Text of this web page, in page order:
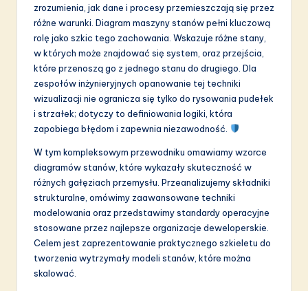
L
in
A
&
S
zrozumienia, jak dane i procesy przemieszczają się przez
różne warunki. Diagram maszyny stanów pełni kluczową
rolę jako szkic tego zachowania. Wskazuje różne stany,
w których może znajdować się system, oraz przejścia,
które przenoszą go z jednego stanu do drugiego. Dla
zespołów inżynieryjnych opanowanie tej techniki
wizualizacji nie ogranicza się tylko do rysowania pudełek
i strzałek; dotyczy to definiowania logiki, która
zapobiega błędom i zapewnia niezawodność.
W tym kompleksowym przewodniku omawiamy wzorce
diagramów stanów, które wykazały skuteczność w
różnych gałęziach przemysłu. Przeanalizujemy składniki
strukturalne, omówimy zaawansowane techniki
modelowania oraz przedstawimy standardy operacyjne
stosowane przez najlepsze organizacje deweloperskie.
Celem jest zaprezentowanie praktycznego szkieletu do
tworzenia wytrzymały modeli stanów, które można
skalować.